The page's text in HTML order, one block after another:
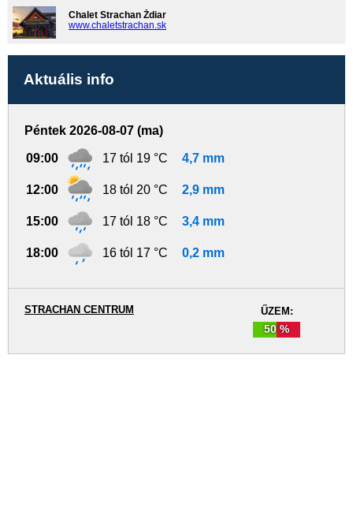
Chalet Strachan Ždiar
www.chaletstrachan.sk
Aktuális info
Péntek 2026-08-07 (ma)
09:00 17 tól 19 °C 4,7 mm
12:00 18 tól 20 °C 2,9 mm
15:00 17 tól 18 °C 3,4 mm
18:00 16 tól 17 °C 0,2 mm
ŰZEM:
50 %
STRACHAN CENTRUM